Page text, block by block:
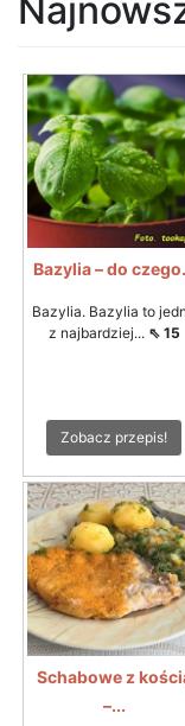
Bazylia – do
Bazylia. Bazylia to
z najbardziej... ⇖ 15
Zobacz przepis!
Schabowe z
–...